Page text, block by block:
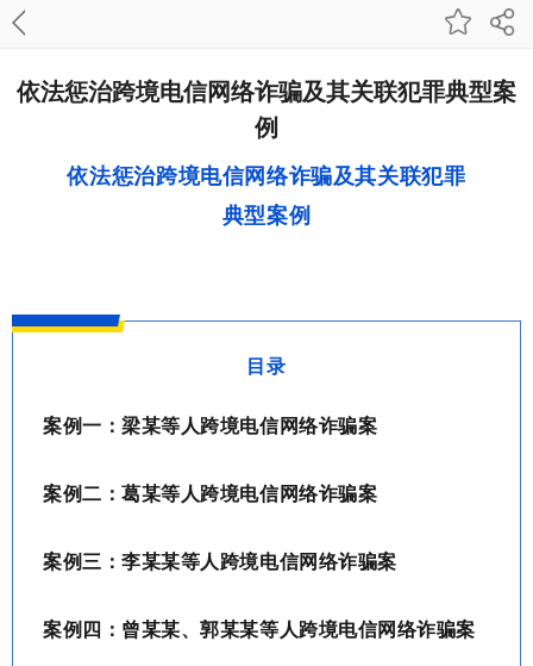
依法惩治跨境电信网络诈骗及其关联犯罪典型案
例
依法惩治跨境电信网络诈骗及其关联犯罪
典型案例
目录
案例一：梁某等人跨境电信网络诈骗案
案例二：葛某等人跨境电信网络诈骗案
案例三：李某某等人跨境电信网络诈骗案
案例四：曾某某、郭某某等人跨境电信网络诈骗案